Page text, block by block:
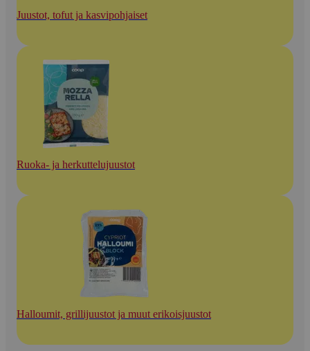
Juustot, tofut ja kasvipohjaiset
Ruoka- ja herkuttelujuustot
Halloumit, grillijuustot ja muut erikoisjuustot